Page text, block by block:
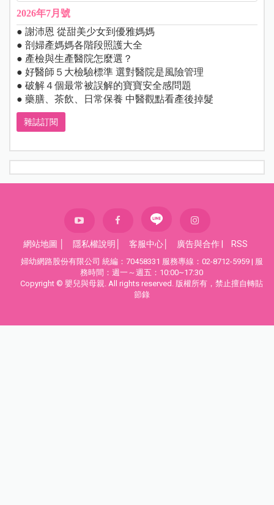
2026年7月號
● 謝沛恩 從甜美少女到優雅媽媽
● 剖婦產媽媽各階段照護大全
● 產檢與生產醫院怎麼選？
● 好醫師５大檢驗標準 選對醫院是風險管理
● 破解４個最常被誤解的寶寶安全感問題
● 藥膳、茶飲、日常保養 中醫觀點看產後掉髮
雜誌訂閱
網站地圖 隱私權說明 客服中心 廣告與合作 RSS
婦幼網路股份有限公司 統編：70458331 服務專線：02-8712-5959 | 服
務時間：週一～週五：10:00~17:30
Copyright © 嬰兒與母親. All rights reserved. 版權所有，禁止擅自轉貼
節錄